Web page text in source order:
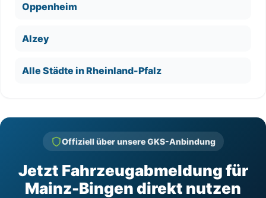
Oppenheim
Alzey
Alle Städte in Rheinland-Pfalz
Offiziell über unsere GKS-Anbindung
Jetzt Fahrzeugabmeldung für
Mainz-Bingen direkt nutzen